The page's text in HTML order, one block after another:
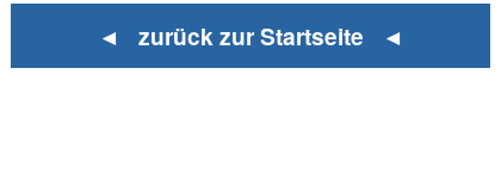
◄ zurück zur Startseite ◄